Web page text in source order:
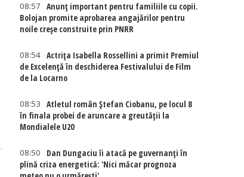
08:57
Anunț important pentru familiile cu copii.
Bolojan promite aprobarea angajărilor pentru
noile creșe construite prin PNRR
08:54 Actriţa Isabella Rossellini a primit Premiul
de Excelenţă în deschiderea Festivalului de Film
de la Locarno
08:53
Atletul român Ștefan Ciobanu, pe locul 8
în finala probei de aruncare a greutății la
Mondialele U20
08:50
Dan Dungaciu îi atacă pe guvernanți în
plină criza energetică: 'Nici măcar prognoza